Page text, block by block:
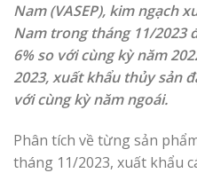
Nam (VASEP), kim ngạch
Nam trong tháng 11/2023
6% so với cùng kỳ năm
2023, xuất khẩu thủy sản
với cùng kỳ năm ngoái.
Phân tích về từng sản
tháng 11/2023, xuất khẩu